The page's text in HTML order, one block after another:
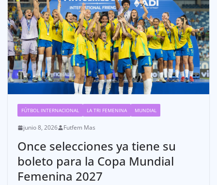
FÚTBOL INTERNACIONAL LA TRI FEMENINA MUNDIAL
junio 8, 2026 Futfem Mas
Once selecciones ya tiene su
boleto para la Copa Mundial
Femenina 2027